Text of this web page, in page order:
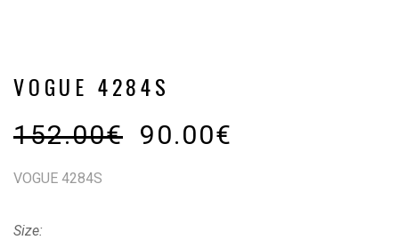
VOGUE 4284S
152.00€ 90.00€
VOGUE 4284S
Size